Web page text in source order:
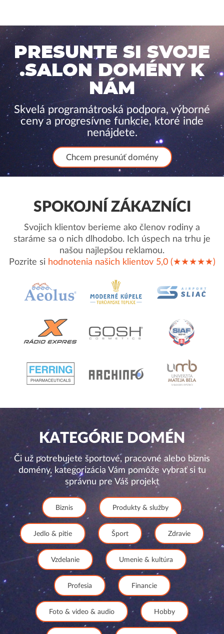
PRESUNTE SI SVOJE
.SALON DOMÉNY K
NÁM
Skvelá programátroská podpora, výborné
ceny a progresívne funkcie, ktoré inde
nenájdete.
Chcem presunúť domény
SPOKOJNÍ ZÁKAZNÍCI
Svojich klientov berieme ako členov rodiny a
staráme sa o nich dlhodobo. Ich úspech na trhu je
našou najlepšou reklamou.
Pozrite si hodnotenia našich klientov 5,0 (★★★★★)
KATEGÓRIE DOMÉN
Či už potrebujete športové, pracovné alebo biznis
domény, kategorizácia Vám pomôže vybrať si tu
správnu pre Váš projekt
Biznis Produkty & služby
Jedlo & pitie Šport Zdravie
Vzdelanie Umenie & kultúra
Profesia Financie
Foto & video & audio Hobby